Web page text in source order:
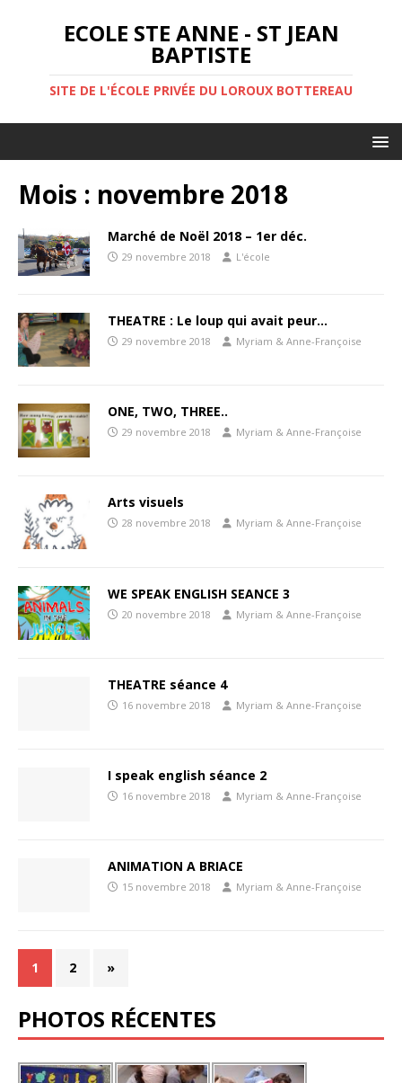
ECOLE STE ANNE - ST JEAN
BAPTISTE
SITE DE L'ÉCOLE PRIVÉE DU LOROUX BOTTEREAU
Mois : novembre 2018
Marché de Noël 2018 – 1er déc.
29 novembre 2018 L'école
THEATRE : Le loup qui avait peur…
29 novembre 2018 Myriam & Anne-Françoise
ONE, TWO, THREE..
29 novembre 2018 Myriam & Anne-Françoise
Arts visuels
28 novembre 2018 Myriam & Anne-Françoise
WE SPEAK ENGLISH SEANCE 3
20 novembre 2018 Myriam & Anne-Françoise
THEATRE séance 4
16 novembre 2018 Myriam & Anne-Françoise
I speak english séance 2
16 novembre 2018 Myriam & Anne-Françoise
ANIMATION A BRIACE
15 novembre 2018 Myriam & Anne-Françoise
1 2 »
PHOTOS RÉCENTES